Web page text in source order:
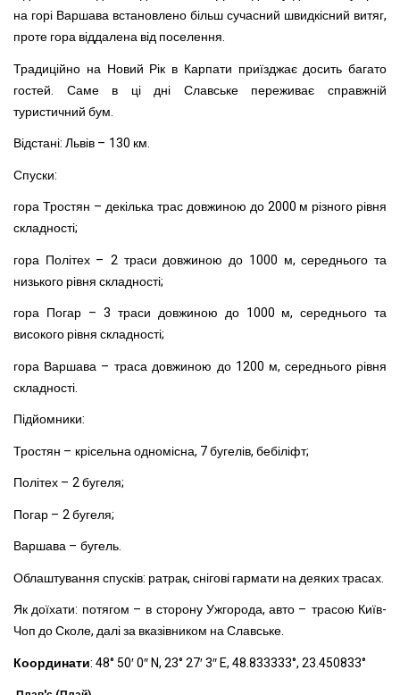
на горі Варшава встановлено більш сучасний швидкісний витяг,
проте гора віддалена від поселення.
Традиційно на Новий Рік в Карпати приїзджає досить багато
гостей. Саме в ці дні Славське переживає справжній
туристичний бум.
Відстані: Львів – 130 км.
Спуски:
гора Тростян – декілька трас довжиною до 2000 м різного рівня
складності;
гора Політех – 2 траси довжиною до 1000 м, середнього та
низького рівня складності;
гора Погар – 3 траси довжиною до 1000 м, середнього та
високого рівня складності;
гора Варшава – траса довжиною до 1200 м, середнього рівня
складності.
Підйомники:
Тростян – крісельна одномісна, 7 бугелів, бебіліфт;
Політех – 2 бугеля;
Погар – 2 бугеля;
Варшава – бугель.
Облаштування спусків: ратрак, снігові гармати на деяких трасах.
Як доїхати: потягом – в сторону Ужгорода, авто – трасою Київ-
Чоп до Сколе, далі за вказівником на Славське.
Координати: 48° 50′ 0″ N, 23° 27′ 3″ E, 48.833333°, 23.450833°